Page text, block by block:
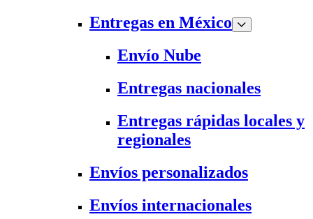
Entregas en México
Envío Nube
Entregas nacionales
Entregas rápidas locales y
regionales
Envíos personalizados
Envíos internacionales